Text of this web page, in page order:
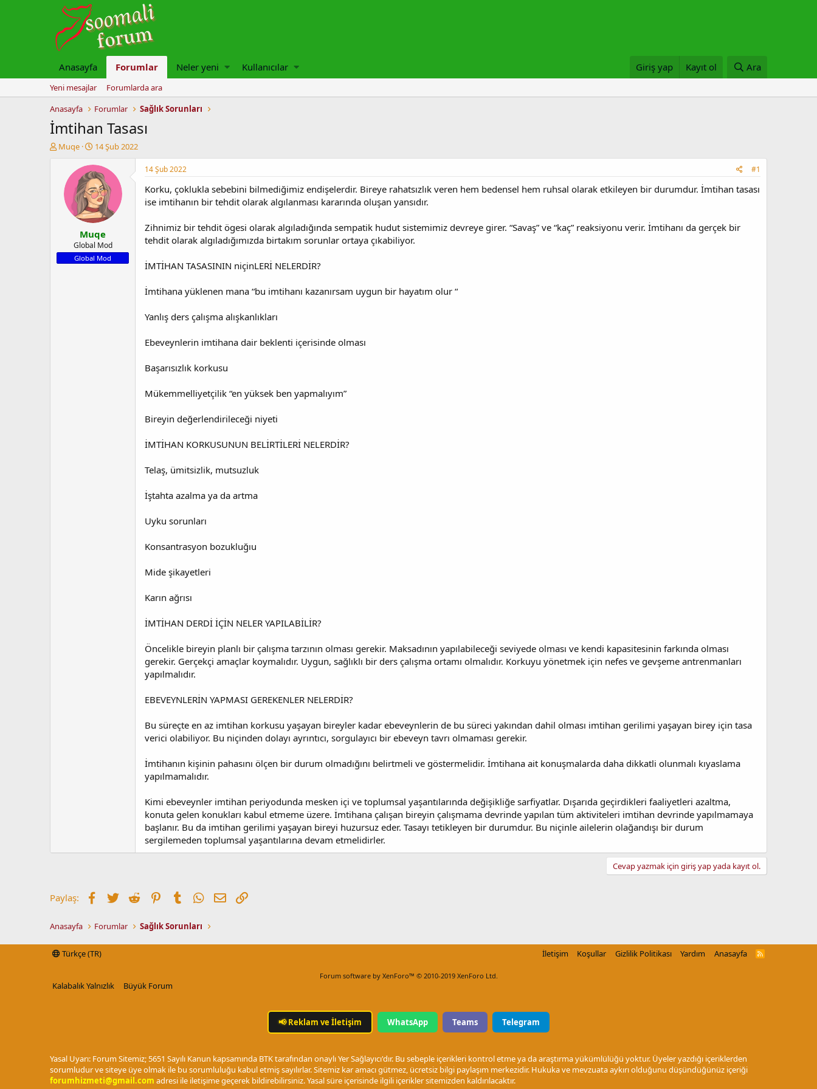
Anasayfa Forumlar Neler yeni Kullanıcılar Giriş yap Kayıt ol Ara
Yeni mesajlar
Forumlarda ara
Anasayfa
Forumlar Sağlık Sorunları
İmtihan Tasası
K
a
t
Muqe
B
ş
l
a
n
g
ı
ç
t
a
r
14 Şub 2022
Muqe
Global Mod
Global Mod
14 Şub 2022 #1
Korku, çoklukla sebebini bilmediğimiz endişelerdir. Bireye rahatsızlık veren hem bedensel hem ruhsal olarak etkileyen bir durumdur. İmtihan tasası
ise imtihanın bir tehdit olarak algılanması kararında oluşan yansıdır.
Zihnimiz bir tehdit ögesi olarak algıladığında sempatik hudut sistemimiz devreye girer. “Savaş” ve “kaç” reaksiyonu verir. İmtihanı da gerçek bir
tehdit olarak algıladığımızda birtakım sorunlar ortaya çıkabiliyor.
İMTİHAN TASASININ niçinLERİ NELERDİR?
İmtihana yüklenen mana “bu imtihanı kazanırsam uygun bir hayatım olur “
Yanlış ders çalışma alışkanlıkları
Ebeveynlerin imtihana dair beklenti içerisinde olması
Başarısızlık korkusu
Mükemmelliyetçilik “en yüksek ben yapmalıyım”
Bireyin değerlendirileceği niyeti
İMTİHAN KORKUSUNUN BELİRTİLERİ NELERDİR?
Telaş, ümitsizlik, mutsuzluk
İştahta azalma ya da artma
Uyku sorunları
Konsantrasyon bozukluğıu
Mide şikayetleri
Karın ağrısı
İMTİHAN DERDİ İÇİN NELER YAPILABİLİR?
Öncelikle bireyin planlı bir çalışma tarzının olması gerekir. Maksadının yapılabileceği seviyede olması ve kendi kapasitesinin farkında olması
gerekir. Gerçekçi amaçlar koymalıdır. Uygun, sağlıklı bir ders çalışma ortamı olmalıdır. Korkuyu yönetmek için nefes ve gevşeme antrenmanları
yapılmalıdır.
EBEVEYNLERİN YAPMASI GEREKENLER NELERDİR?
Bu süreçte en az imtihan korkusu yaşayan bireyler kadar ebeveynlerin de bu süreci yakından dahil olması imtihan gerilimi yaşayan birey için tasa
verici olabiliyor. Bu niçinden dolayı ayrıntıcı, sorgulayıcı bir ebeveyn tavrı olmaması gerekir.
İmtihanın kişinin pahasını ölçen bir durum olmadığını belirtmeli ve göstermelidir. İmtihana ait konuşmalarda daha dikkatli olunmalı kıyaslama
yapılmamalıdır.
Kimi ebeveynler imtihan periyodunda mesken içi ve toplumsal yaşantılarında değişikliğe sarfiyatlar. Dışarıda geçirdikleri faaliyetleri azaltma,
konuta gelen konukları kabul etmeme üzere. İmtihana çalışan bireyin çalışmama devrinde yapılan tüm aktiviteleri imtihan devrinde yapılmamaya
başlanır. Bu da imtihan gerilimi yaşayan bireyi huzursuz eder. Tasayı tetikleyen bir durumdur. Bu niçinle ailelerin olağandışı bir durum
sergilemeden toplumsal yaşantılarına devam etmelidirler.
Cevap yazmak için giriş yap yada kayıt ol.
Paylaş: Facebook
TwitterReddit PinterestTumblrWhatsApp
E-postaLink
Anasayfa Forumlar Sağlık Sorunları
Türkçe (TR) İletişim Koşullar Gizlilik Politikası Yardım Anasayfa
R
Forum software by XenForo™ © 2010-2019 XenForo Ltd.
Kalabalık Yalnızlık Büyük Forum
📢Reklam ve İletişim WhatsApp Teams Telegram
Yasal Uyarı: Forum Sitemiz; 5651 Sayılı Kanun kapsamında BTK tarafından onaylı Yer Sağlayıcı'dır. Bu sebeple içerikleri kontrol etme ya da araştırma yükümlülüğü yoktur. Üyeler yazdığı içeriklerden
sorumludur ve siteye üye olmak ile bu sorumluluğu kabul etmiş sayılırlar. Sitemiz kar amacı gütmez, ücretsiz bilgi paylaşım merkezidir. Hukuka ve mevzuata aykırı olduğunu düşündüğünüz içeriği
forumhizmeti@gmail.com adresi ile iletişime geçerek bildirebilirsiniz. Yasal süre içerisinde ilgili içerikler sitemizden kaldırılacaktır.